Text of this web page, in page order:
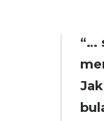
“…